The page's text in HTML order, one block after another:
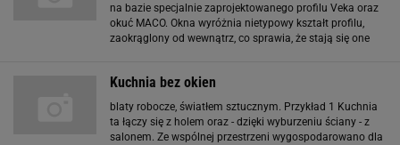
na bazie specjalnie zaprojektowanego profilu Veka oraz
okuć MACO. Okna wyróżnia nietypowy kształt profilu,
zaokrąglony od wewnątrz, co sprawia, że stają się one
Kuchnia bez okien
blaty robocze, światłem sztucznym. Przykład 1 Kuchnia
ta łączy się z holem oraz - dzięki wyburzeniu ściany - z
salonem. Ze wspólnej przestrzeni wygospodarowano dla